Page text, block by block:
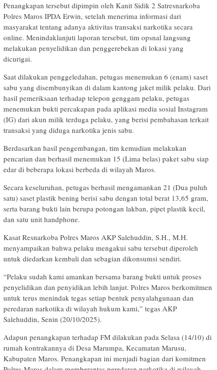
Penangkapan tersebut dipimpin oleh Kanit Sidik 2 Satresnarkoba
Polres Maros IPDA Erwin, setelah menerima informasi dari
masyarakat tentang adanya aktivitas transaksi narkotika secara
online. Menindaklanjuti laporan tersebut, tim opsnal langsung
melakukan penyelidikan dan penggerebekan di lokasi yang
dicurigai.
Saat dilakukan penggeledahan, petugas menemukan 6 (enam) saset
sabu yang disembunyikan di dalam kantong jaket milik pelaku. Dari
hasil pemeriksaan terhadap telepon genggam pelaku, petugas
menemukan bukti percakapan pada aplikasi media sosial Instagram
(IG) dari akun milik terduga pelaku, yang berisi pembahasan terkait
transaksi yang diduga narkotika jenis sabu.
Berdasarkan hasil pengembangan, tim kemudian melakukan
pencarian dan berhasil menemukan 15 (Lima belas) paket sabu siap
edar di beberapa lokasi berbeda di wilayah Maros.
Secara keseluruhan, petugas berhasil mengamankan 21 (Dua puluh
satu) saset plastik bening berisi sabu dengan total berat 13,65 gram,
serta barang bukti lain berupa potongan lakban, pipet plastik kecil,
dan satu unit handphone.
Kasat Resnarkoba Polres Maros AKP Salehuddin, S.H., M.H.
menyampaikan bahwa pelaku mengakui sabu tersebut diperoleh
untuk diedarkan kembali dan sebagian dikonsumsi sendiri.
“Pelaku sudah kami amankan bersama barang bukti untuk proses
penyelidikan dan penyidikan lebih lanjut. Polres Maros berkomitmen
untuk terus menindak tegas setiap bentuk penyalahgunaan dan
peredaran narkotika di wilayah hukum kami,” tegas AKP
Salehuddin, Senin (20/10/2025).
Adapun penangkapan terhadap FM dilakukan pada Selasa (14/10) di
rumah kontrakannya di Desa Marumpa, Kecamatan Marusu,
Kabupaten Maros. Penangkapan ini menjadi bagian dari komitmen